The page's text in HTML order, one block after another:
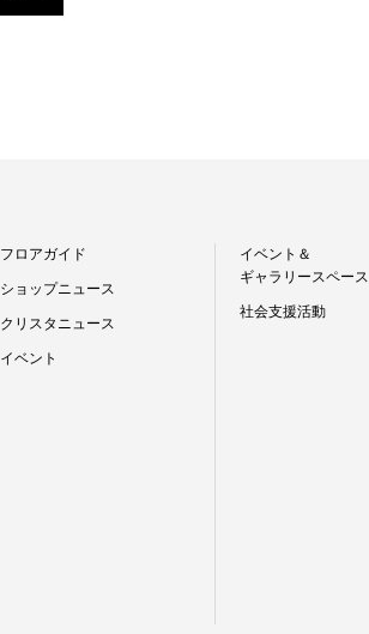
フロアガイド
ショップニュース
クリスタニュース
イベント
イベント＆
ギャラリースペース
社会支援活動